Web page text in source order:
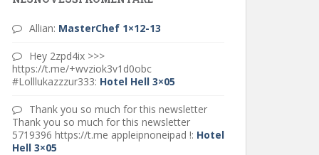
Allian: MasterChef 1×12-13
Hey 2zpd4ix >>>
https://t.me/+wvziok3v1d0obc
#Lolllukazzzur333: Hotel Hell 3×05
Thank you so much for this newsletter
Thank you so much for this newsletter
5719396 https://t.me appleipnoneipad !: Hotel
Hell 3×05